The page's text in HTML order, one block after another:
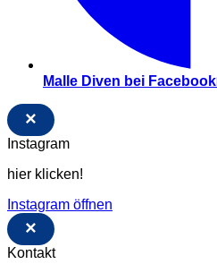
Malle Diven bei Facebook
×
Instagram
hier klicken!
Instagram öffnen
×
Kontakt